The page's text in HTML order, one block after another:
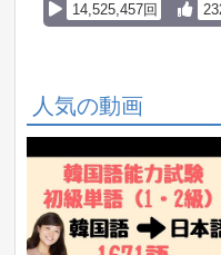
14,525,457回
人気の動画